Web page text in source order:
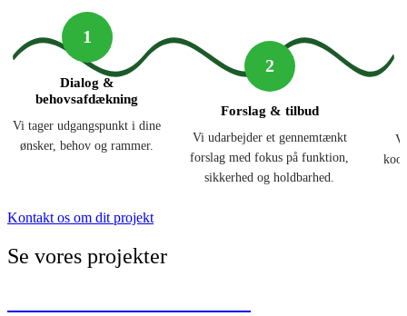
1
Dialog &
behovsafdækning
Vi tager udgangspunkt i dine
ønsker, behov og rammer.
2
Forslag & tilbud
Vi udarbejder et gennemtænkt
forslag med fokus på funktion,
sikkerhed og holdbarhed.
Kontakt os om dit projekt
Se vores projekter